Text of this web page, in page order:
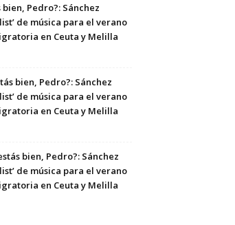
bien, Pedro?: Sánchez
de música para el verano
en Ceuta y Melilla
bien, Pedro?: Sánchez
de música para el verano
en Ceuta y Melilla
bien, Pedro?: Sánchez
de música para el verano
en Ceuta y Melilla